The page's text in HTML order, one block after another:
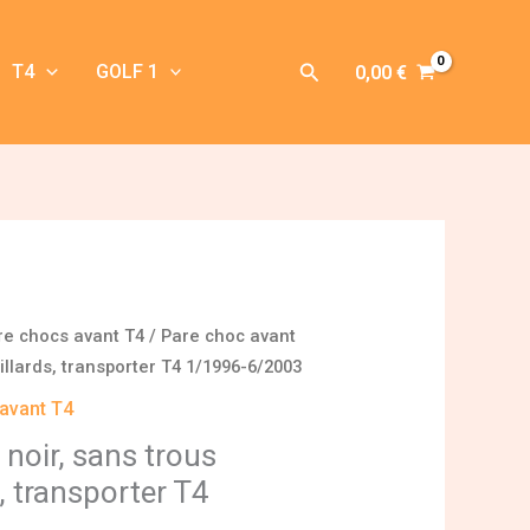
T4 GOLF 1 Rechercher
0,00 €
chocs avant T4 / Pare choc avant
transporter T4 1/1996-6/2003
T4
sans trous
transporter T4